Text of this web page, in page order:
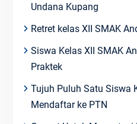
Undana Kupang
Retret kelas XII SMAK
Siswa Kelas XII SMAK
Praktek
Tujuh Puluh Satu Siswa
Mendaftar ke PTN